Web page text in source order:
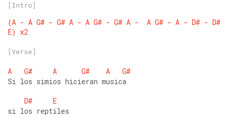
[Intro]
(A - A G# - G# A - A G# - G# A - A G# - A - D# - D#
E) x2
[Verse]
A G# A G# A
G#
Si los simios hicieran musica
D#
E
si los reptiles